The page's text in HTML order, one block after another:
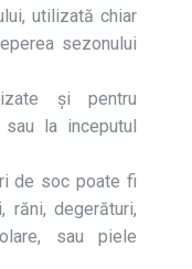
utilizată chiar
sezonului
și pentru
la inceputul
de soc poate fi
răni, degerături,
sau piele